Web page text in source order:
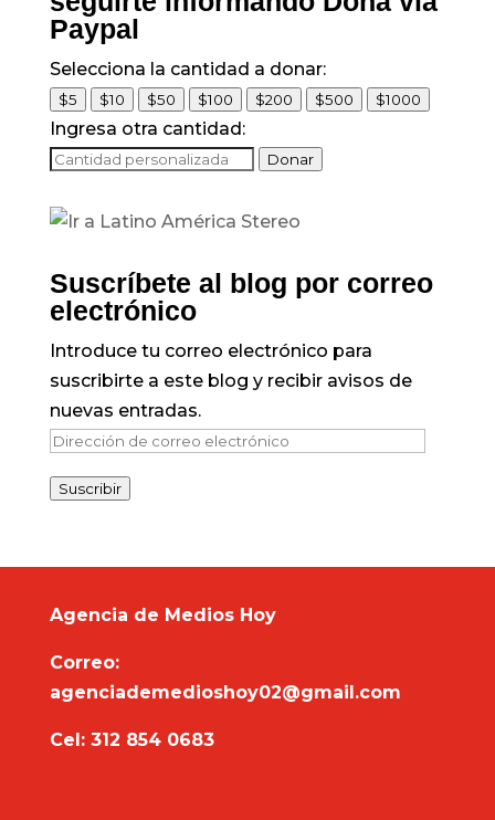
Paypal
Selecciona la cantidad a donar:
$5 $10 $50 $100 $200 $500 $1000
Ingresa otra cantidad:
Donar
Suscríbete al blog por correo
electrónico
Introduce tu correo electrónico para
suscribirte a este blog y recibir avisos de
nuevas entradas.
Dirección
correo
Suscribir
Agencia de Medios Hoy
Correo:
agenciademedioshoy02@gmail.com
Cel: 312 854 0683